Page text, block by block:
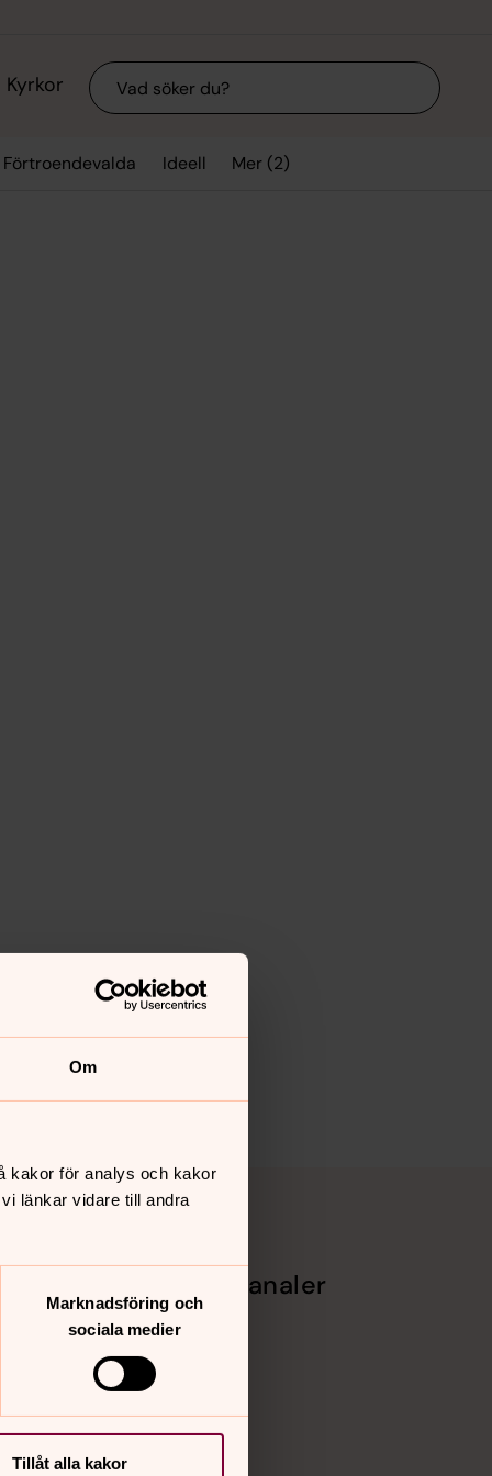
Om
kakor för analys och kakor
länkar vidare till andra
Marknadsföring och
sociala medier
Tillåt alla kakor
Kyrkor Sök
Förtroendevalda Ideell Mer (2)
Sociala kanaler
Facebook
Instagram
Vimeo